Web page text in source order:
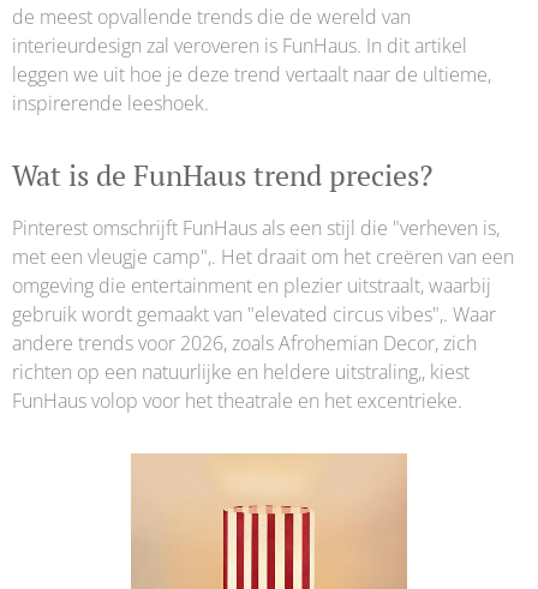
de meest opvallende trends die de wereld van
interieurdesign zal veroveren is FunHaus. In dit artikel
leggen we uit hoe je deze trend vertaalt naar de ultieme,
inspirerende leeshoek.
Wat is de FunHaus trend precies?
Pinterest omschrijft FunHaus als een stijl die "verheven is,
met een vleugje camp",. Het draait om het creëren van een
omgeving die entertainment en plezier uitstraalt, waarbij
gebruik wordt gemaakt van "elevated circus vibes",. Waar
andere trends voor 2026, zoals Afrohemian Decor, zich
richten op een natuurlijke en heldere uitstraling,, kiest
FunHaus volop voor het theatrale en het excentrieke.